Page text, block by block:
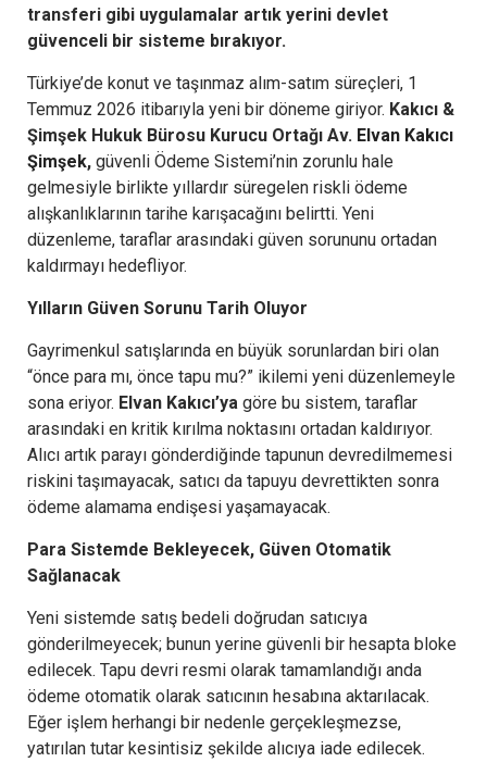
transferi gibi uygulamalar artık yerini devlet
güvenceli bir sisteme bırakıyor.
Türkiye’de konut ve taşınmaz alım-satım süreçleri, 1
Temmuz 2026 itibarıyla yeni bir döneme giriyor. Kakıcı &
Şimşek Hukuk Bürosu Kurucu Ortağı Av. Elvan Kakıcı
Şimşek, güvenli Ödeme Sistemi’nin zorunlu hale
gelmesiyle birlikte yıllardır süregelen riskli ödeme
alışkanlıklarının tarihe karışacağını belirtti. Yeni
düzenleme, taraflar arasındaki güven sorununu ortadan
kaldırmayı hedefliyor.
Yılların Güven Sorunu Tarih Oluyor
Gayrimenkul satışlarında en büyük sorunlardan biri olan
“önce para mı, önce tapu mu?” ikilemi yeni düzenlemeyle
sona eriyor. Elvan Kakıcı’ya göre bu sistem, taraflar
arasındaki en kritik kırılma noktasını ortadan kaldırıyor.
Alıcı artık parayı gönderdiğinde tapunun devredilmemesi
riskini taşımayacak, satıcı da tapuyu devrettikten sonra
ödeme alamama endişesi yaşamayacak.
Para Sistemde Bekleyecek, Güven Otomatik
Sağlanacak
Yeni sistemde satış bedeli doğrudan satıcıya
gönderilmeyecek; bunun yerine güvenli bir hesapta bloke
edilecek. Tapu devri resmi olarak tamamlandığı anda
ödeme otomatik olarak satıcının hesabına aktarılacak.
Eğer işlem herhangi bir nedenle gerçekleşmezse,
yatırılan tutar kesintisiz şekilde alıcıya iade edilecek.